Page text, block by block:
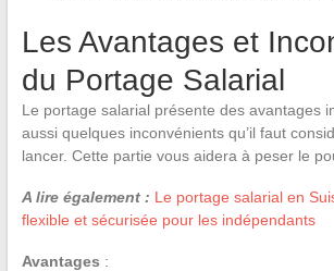
Les Avantages et
du Portage Salarial
Le portage salarial présente des avantages
aussi quelques inconvénients qu’il faut
lancer. Cette partie vous aidera à peser le
A lire également : Le portage salarial en
flexible et sécurisée pour les indépendants
Avantages :